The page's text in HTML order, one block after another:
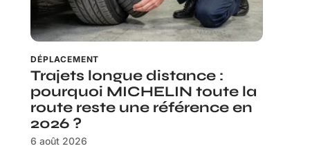
DÉPLACEMENT
Trajets longue distance :
pourquoi MICHELIN toute la
route reste une référence en
2026 ?
6 août 2026